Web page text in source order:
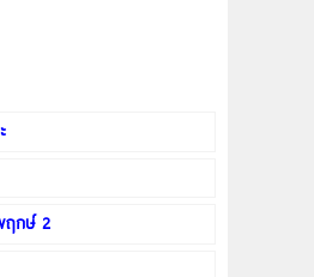
ฤกษ์ 2